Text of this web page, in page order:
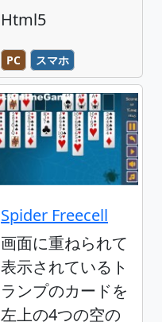
Html5
PC スマホ
Spider Freecell
画面に重ねられて
表示されているト
ランプのカードを
左上の4つの空の